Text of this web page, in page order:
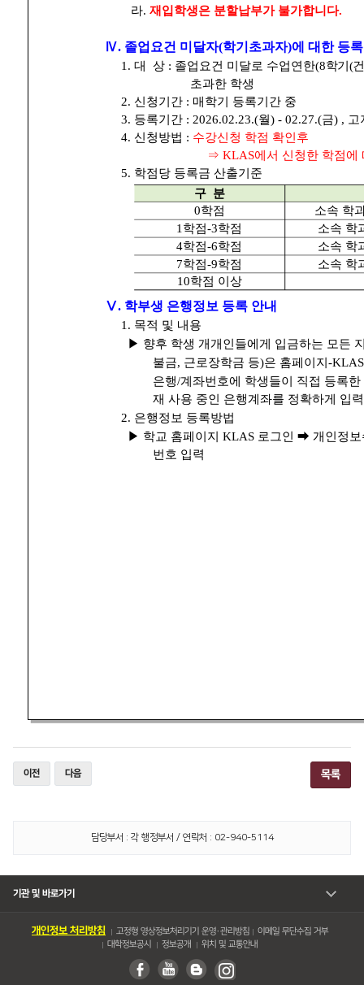
라.재입학생은 분할납부가 불가합니다.
Ⅳ. 졸업요건 미달자(학기초과자)에 대한 등
1. 대 상 : 졸업요건 미달로 수업연한(8학기(
초과한 학생
2. 신청기간 : 매학기 등록기간 중
3. 등록기간 : 2026.02.23.(월) - 02.27.(금) ,
4. 신청방법 : 수강신청 학점 확인후
⇒ KLAS에서 신청한 학점에
5. 학점당 등록금 산출기준
구 분
0학점
소속 학
1학점-3학점
소속 학
4학점-6학점
소속 학
7학점-9학점
소속 학
10학점 이상
Ⅴ. 학부생 은행정보 등록 안내
1. 목적 및 내용
▶ 향후 학생 개개인들에게 입금하는 모든
불금, 근로장학금 등)은 홈페이지-
은행/계좌번호에 학생들이 직접 등록
재 사용 중인 은행계좌를 정확하게 입
2. 은행정보 등록방법
▶ 학교 홈페이지 KLAS 로그인 ➡ 개인정보
번호 입력
이전 다음 목록
담당부서 : 각 행정부서 / 연락처 : 02-940-5114
기관 및 바로가기
개인정보 처리방침 고정형 영상정보처리기기 운영・관리방침
이메일 무단수집 거부
대학정보공시
정보공개 위치 및 교통안내